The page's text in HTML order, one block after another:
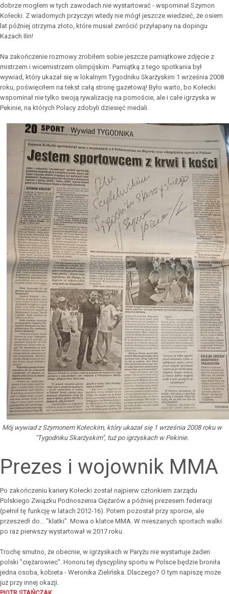
dobrze mogłem w tych zawodach nie wystartować - wspominał Szymon
Kołecki. Z wiadomych przyczyn wtedy nie mógł jeszcze wiedzieć, że osiem
lat później otrzyma złoto, które musiał zwrócić przyłapany na dopingu
Kazach Ilin!
Na zakończenie rozmowy zrobiłem sobie jeszcze pamiątkowe zdjęcie z
mistrzem i wicemistrzem olimpijskim. Pamiątką z tego spotkania był
wywiad, który ukazał się w lokalnym Tygodniku Skarżyskim 1 września 2008
roku, poświęciłem na tekst całą stronę gazetową! Było warto, bo Kołecki
wspominał nie tylko swoją rywalizację na pomoście, ale i całe igrzyska w
Pekinie, na których Polacy zdobyli dziesięć medali.
Mój wywiad z Szymonem Kołeckim, który ukazał się 1 września 2008 roku w
"Tygodniku Skarżyskim", tuż po igrzyskach w Pekinie.
Prezes i wojownik MMA
Po zakończeniu kariery Kołecki został najpierw członkiem zarządu
Polskiego Związku Podnoszenia Ciężarów a później prezesem federacji
(pełnił tę funkcję w latach 2012-16). Potem pozostał przy sporcie, ale
przeszedł do... "klatki". Mowa o klatce MMA. W mieszanych sportach walki
po raz pierwszy wystartował w 2017 roku.
Trochę smutno, że obecnie, w igrzyskach w Paryżu nie wystartuje żaden
polski "ciężarowiec". Honoru tej dyscypliny sportu w Polsce będzie broniła
jedna osoba, kobieta - Weronika Zielińska. Dlaczego? O tym napiszę może
już przy innej okazji.